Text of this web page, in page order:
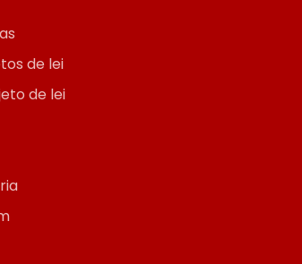
de lei
de lei